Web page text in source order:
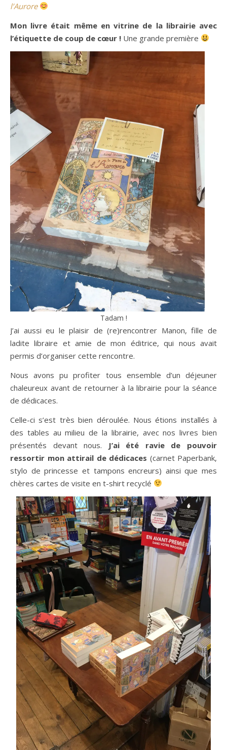
l’Aurore
Mon livre était même en vitrine de la librairie avec
l’étiquette de coup de cœur ! Une grande première
Tadam !
J’ai aussi eu le plaisir de (re)rencontrer Manon, fille de
ladite libraire et amie de mon éditrice, qui nous avait
permis d’organiser cette rencontre.
Nous avons pu profiter tous ensemble d’un déjeuner
chaleureux avant de retourner à la librairie pour la séance
de dédicaces.
Celle-ci s’est très bien déroulée. Nous étions installés à
des tables au milieu de la librairie, avec nos livres bien
présentés devant nous. J’ai été ravie de pouvoir
ressortir mon attirail de dédicaces (carnet Paperbank,
stylo de princesse et tampons encreurs) ainsi que mes
chères cartes de visite en t-shirt recyclé